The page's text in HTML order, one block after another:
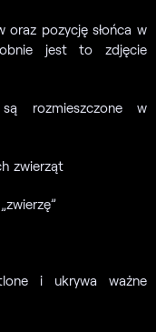
pozycję słońca w
jest to zdjęcie
rozmieszczone w
zwierząt
i ukrywa ważne